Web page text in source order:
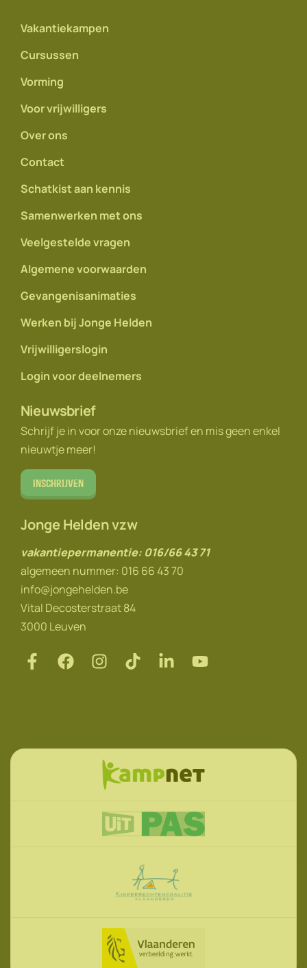
Vakantiekampen
Cursussen
Vorming
Voor vrijwilligers
Over ons
Contact
Schatkist aan kennis
Samenwerken met ons
Veelgestelde vragen
Algemene voorwaarden
Gevangenisanimaties
Werken bij Jonge Helden
Vrijwilligerslogin
Login voor deelnemers
Nieuwsbrief
Schrijf je in voor onze nieuwsbrief en mis geen enkel
nieuwtje meer!
Inschrijven
Jonge Helden vzw
vakantiepermanentie: 016/66 43 71
algemeen nummer: 016 66 43 70
info@jongehelden.be
Vital Decosterstraat 84
3000 Leuven